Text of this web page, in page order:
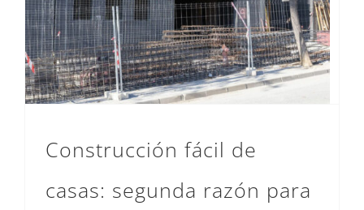
Construcción fácil de
casas: segunda razón para